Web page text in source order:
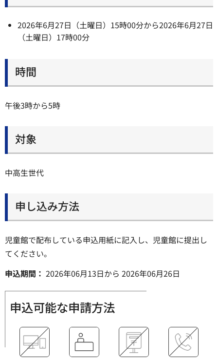
2026年6月27日（土曜日）15時00分から2026年6月27日
（土曜日）17時00分
時間
午後3時から5時
対象
中高生世代
申し込み方法
児童館で配布している申込用紙に記入し、児童館に提出し
てください。
申込期間： 2026年06月13日から 2026年06月26日
申込可能な申請方法